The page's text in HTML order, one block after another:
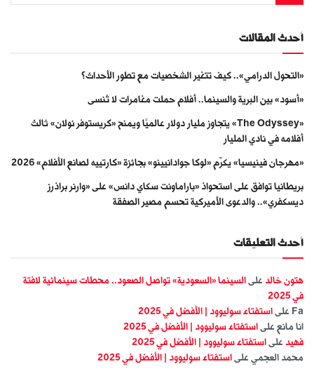
أحدث المقالات
«التحول الدرامي».. كيف تتغير الشخصيات مع تطور الأحداث؟
«أسود» بين البرية والسينما.. أفلام حملت مغامرات لا تُنسى
«The Odyssey» يتجاوز مليار دولار عالميًا ويمنح «كريستوفر نولان» ثالث
أفلامه في نادي المليار
«مهرجان فينيسيا» يكرّم «لوكا جوادانيينو» بجائزة «كارتييه لصانع الأفلام» 2026
بريطانيا توافق على استحواذ «باراماونت سكاي دانس» على «وارنر براذرز
ديسكفري».. والدعوى الأميركية تحسم مصير الصفقة
أحدث التعليقات
هتون خالد على السينما «السعودية» تواصل الصعود.. محطات سينمائية لافتة
في 2025
Fa على استفتاء سوليوود | الأفضل في 2025
انا مانع على استفتاء سوليوود | الأفضل في 2025
فهيد على استفتاء سوليوود | الأفضل في 2025
محمد العجمي على استفتاء سوليوود | الأفضل في 2025